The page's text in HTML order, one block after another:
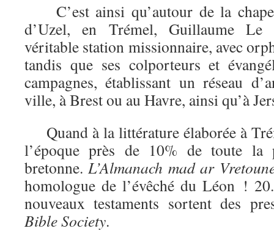
C’est ainsi qu’autour de la
d’Uzel, en Trémel, Guillaume Le
véritable station missionnaire, avec
tandis que ses colporteurs et
campagnes, établissant un réseau
ville, à Brest ou au Havre, ainsi qu’à
Quand à la littérature élaborée à
l’époque près de 10% de toute la
bretonne.L’Almanach mad ar
homologue de l’évêché du Léon !
nouveaux testaments sortent des
BibleSociety.